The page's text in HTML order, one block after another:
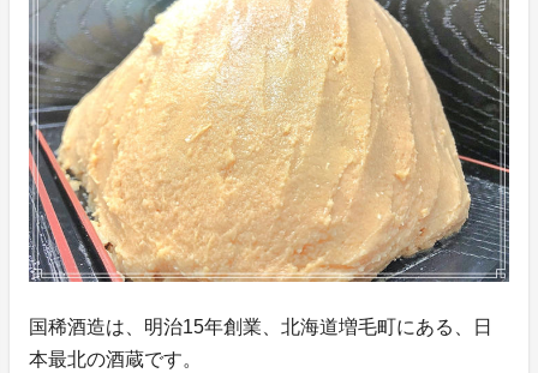
国稀酒造は、明治15年創業、北海道増毛町にある、日
本最北の酒蔵です。